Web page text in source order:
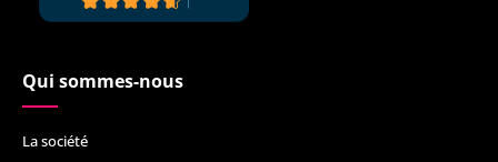
Qui sommes-nous
La société